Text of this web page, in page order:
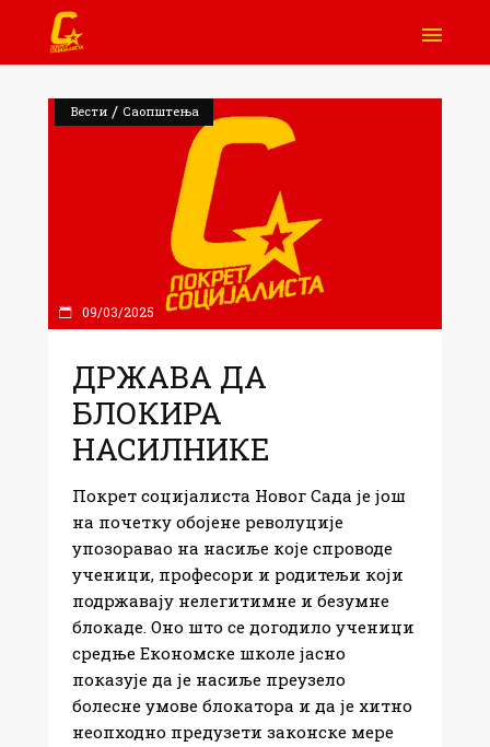
Вести / Саопштења
09/03/2025
ДРЖАВА ДА
БЛОКИРА
НАСИЛНИКЕ
Покрет социјалиста Новог Сада је још
на почетку обојене револуције
упозоравао на насиље које спроводе
ученици, професори и родитељи који
подржавају нелегитимне и безумне
блокаде. Оно што се догодило ученици
средње Економске школе јасно
показује да је насиље преузело
болесне умове блокатора и да је хитно
неопходно предузети законске мере